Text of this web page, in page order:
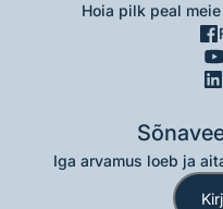
Hoia pilk peal
Iga arvamus loeb ja